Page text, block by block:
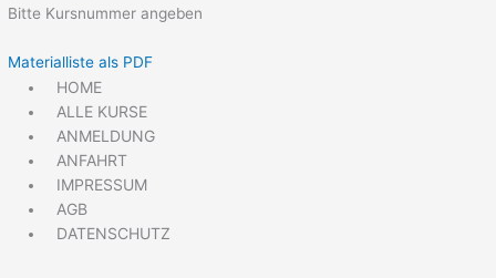
Bitte Kursnummer angeben
Materialliste als PDF
HOME
ALLE KURSE
ANMELDUNG
ANFAHRT
IMPRESSUM
AGB
DATENSCHUTZ